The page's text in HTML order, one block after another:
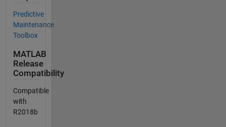
Predictive
Maintenance
Toolbox
MATLAB
Release
Compatibility
Compatible
with
R2018b